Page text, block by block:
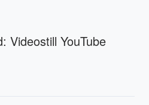
Videostill YouTube